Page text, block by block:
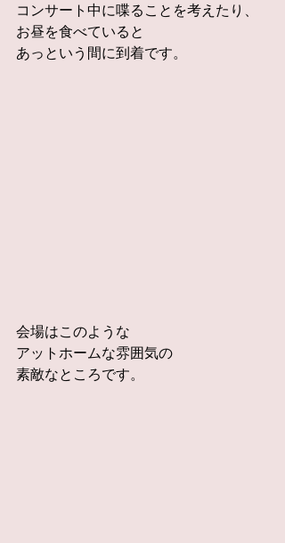
コンサート中に喋ることを考えたり、
お昼を食べていると
あっという間に到着です。
会場はこのような
アットホームな雰囲気の
素敵なところです。